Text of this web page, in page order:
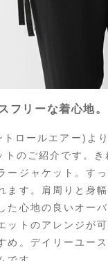
フリーな着心地。
ロールエアー)よ
のご紹介です。
ージャケット。す
ます。肩周りと身
た心地の良いオー
ットのアレンジが
め。デイリーユー